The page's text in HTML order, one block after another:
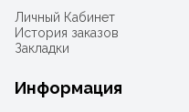
Личный Кабинет
История заказов
Закладки
Информация